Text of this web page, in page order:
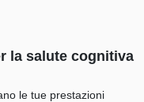
la salute cognitiva
le tue prestazioni